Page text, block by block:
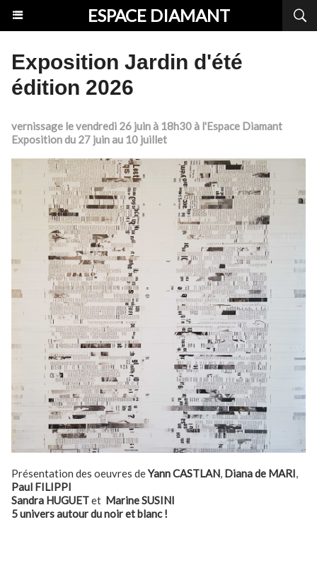
ESPACE DIAMANT
Exposition Jardin d'été
édition 2026
vernissage le vendredi 26 juin à 18h30 à l'Espace Diamant
Exposition du 27 juin au 10 juillet
Présentation des oeuvres deYann CASTLAN, Diana de MARI,
Paul FILIPPI
Sandra HUGUETet Marine SUSINI
5 univers autour du noir et blanc !